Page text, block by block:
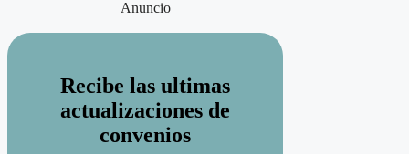
Anuncio
Recibe las ultimas
actualizaciones de
convenios